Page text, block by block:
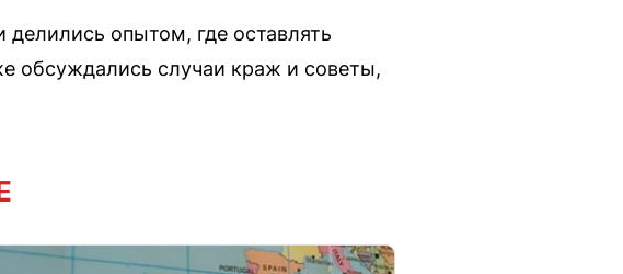
делились опытом, где оставлять
обсуждались случаи краж и советы,